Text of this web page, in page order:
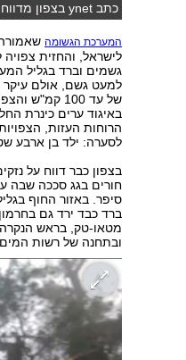
כתב ynet בצפון מדווח לקראת המערכת (צילום: אביהו שפירא ואבי חי )
המערכת הגשומה
לישראל, והחזית
גשמים וברד בגליל
למעט גשם, אולם
של עד 100
באיגוד ערים כינרת
לסערה: ילד בן ארבע
בצפון כבר דווח על
חורים בגג סככה שבה
סיפר. באזור החוף
ובתחנה של רשות המים במושב לימן